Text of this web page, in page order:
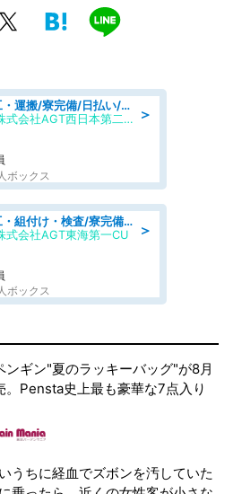
＞
自動車製品の加工・運搬/寮完備/日払い/工場・製造
UTエージェント株式会社AGT西日本第二CU
ボックス
＞
半導体製品の加工・組付け・検査/寮完備/日勤/日払い/工場・製造
式会社AGT東海第一CU
ボックス
ンギン"夏のラッキーバッグ"が8月
。Pensta史上最も豪華な7点入り
うちに経血でズボンを汚していた